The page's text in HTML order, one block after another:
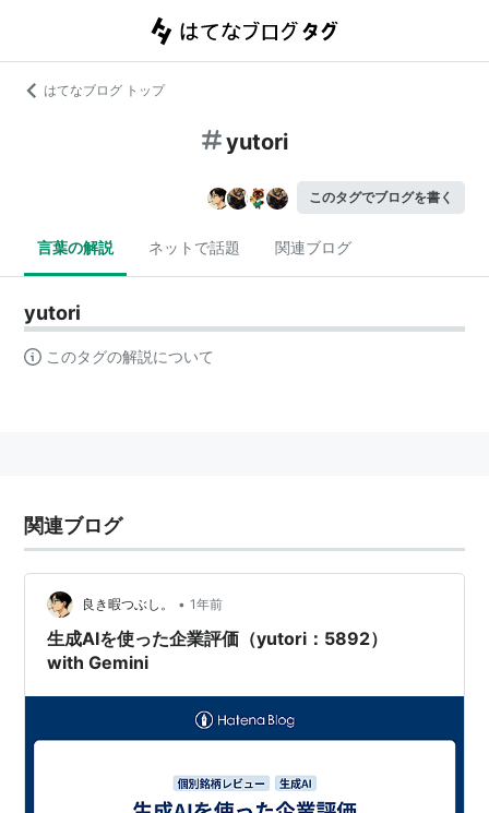
はてなブログ トップ
yutori
このタグでブログを書く
言葉の解説 ネットで話題 関連ブログ
yutori
このタグの解説について
関連ブログ
良き暇つぶし。 • 1年前
生成AIを使った企業評価（yutori：5892）
with Gemini